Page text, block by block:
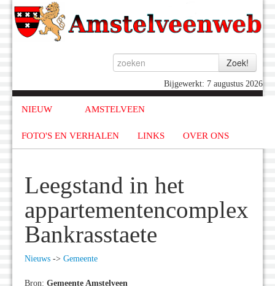
Bijgewerkt: 7 augustus 2026
NIEUW AMSTELVEEN
FOTO'S EN VERHALEN LINKS OVER ONS
Leegstand in het
appartementencomplex
Bankrasstaete
Nieuws -> Gemeente
Bron: Gemeente Amstelveen